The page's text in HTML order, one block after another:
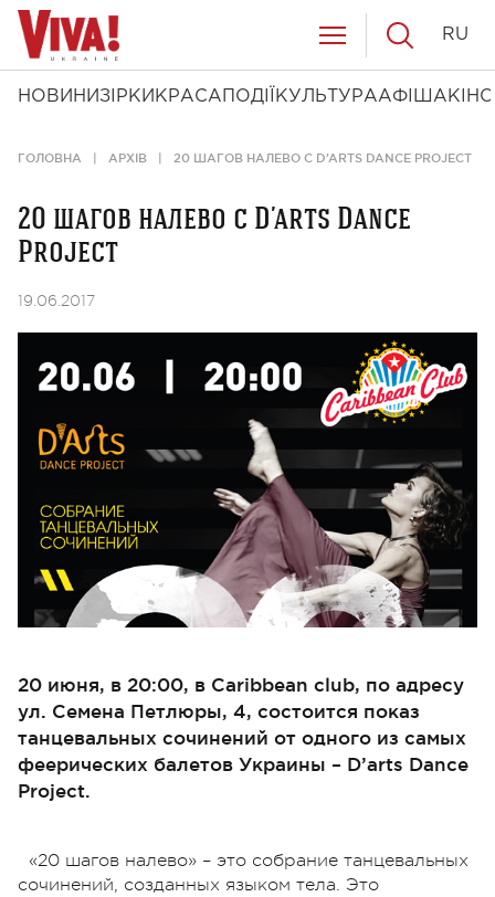
НОВИНИ ЗІРКИ КРАСА ПОДІЇ КУЛЬТУРААФІША КІНО
RU
ГОЛОВНА АРХІВ 20 ШАГОВ НАЛЕВО С D’ARTS DANCE PROJECT
20 шагов налево с D’arts Dance
Project
19.06.2017
20 июня, в 20:00, в Caribbean club, по адресу
ул. Семена Петлюры, 4, состоится показ
танцевальных сочинений от одного из самых
феерических балетов Украины – D’arts Dance
Project.
«20 шагов налево» – это собрание танцевальных
сочинений, созданных языком тела. Это